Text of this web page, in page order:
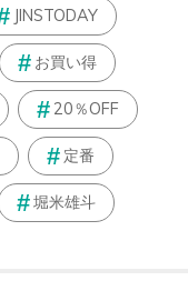
JINSTODAY
お買い得
20％OFF
定番
堀米雄斗